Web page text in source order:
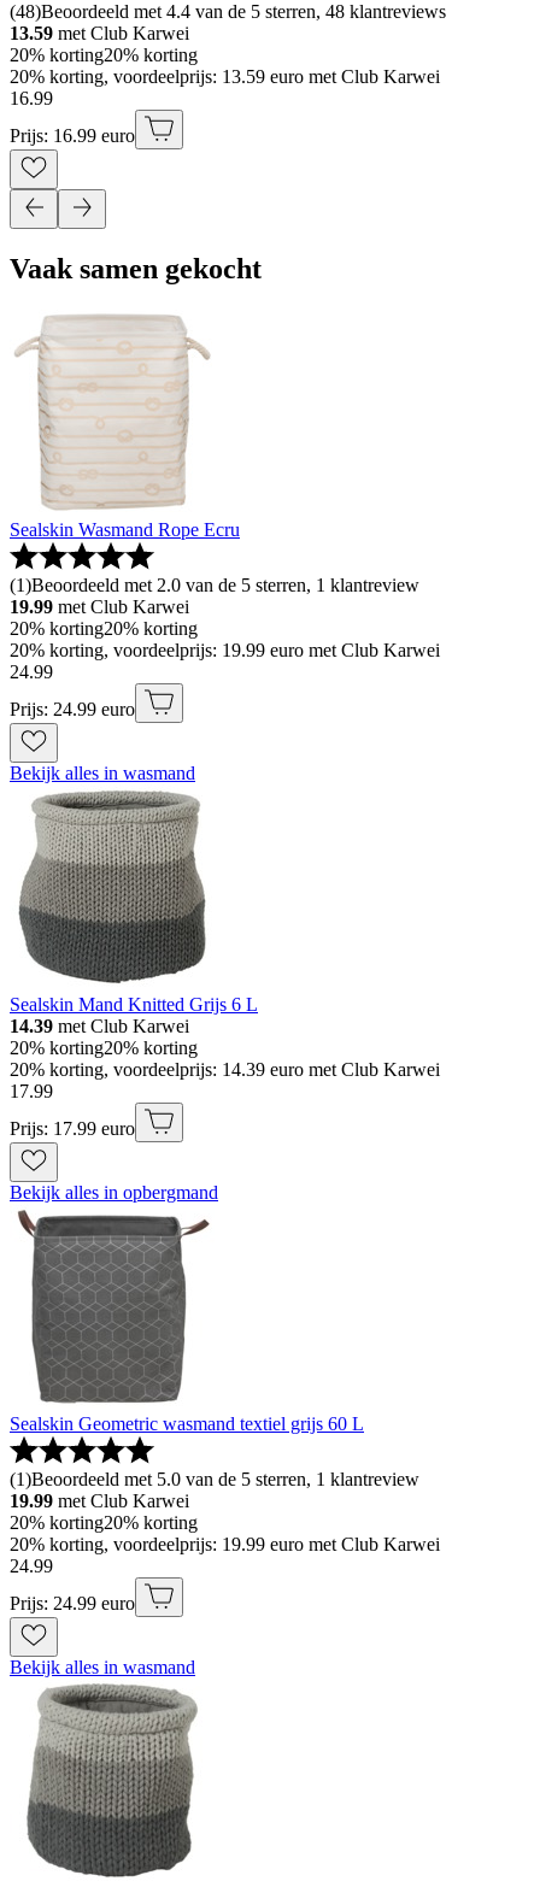
(48)Beoordeeld met 4.4 van de 5 sterren, 48 klantreviews
13.59 met Club Karwei
20% korting20% korting
20% korting, voordeelprijs: 13.59 euro met Club Karwei
16.99
Prijs: 16.99 euro
Vaak samen gekocht
Sealskin Wasmand Rope Ecru
(1)Beoordeeld met 2.0 van de 5 sterren, 1 klantreview
19.99 met Club Karwei
20% korting20% korting
20% korting, voordeelprijs: 19.99 euro met Club Karwei
24.99
Prijs: 24.99 euro
Bekijk alles in wasmand
Sealskin Mand Knitted Grijs 6 L
14.39 met Club Karwei
20% korting20% korting
20% korting, voordeelprijs: 14.39 euro met Club Karwei
17.99
Prijs: 17.99 euro
Bekijk alles in opbergmand
Sealskin Geometric wasmand textiel grijs 60 L
(1)Beoordeeld met 5.0 van de 5 sterren, 1 klantreview
19.99 met Club Karwei
20% korting20% korting
20% korting, voordeelprijs: 19.99 euro met Club Karwei
24.99
Prijs: 24.99 euro
Bekijk alles in wasmand